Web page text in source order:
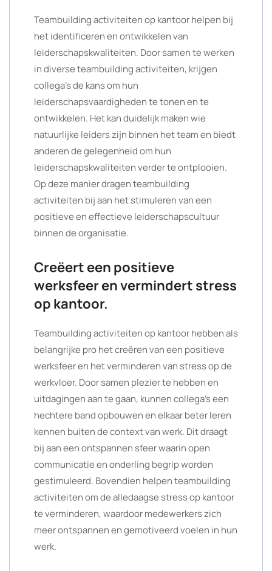
Teambuilding activiteiten op kantoor helpen bij
het identificeren en ontwikkelen van
leiderschapskwaliteiten. Door samen te werken
in diverse teambuilding activiteiten, krijgen
collega’s de kans om hun
leiderschapsvaardigheden te tonen en te
ontwikkelen. Het kan duidelijk maken wie
natuurlijke leiders zijn binnen het team en biedt
anderen de gelegenheid om hun
leiderschapskwaliteiten verder te ontplooien.
Op deze manier dragen teambuilding
activiteiten bij aan het stimuleren van een
positieve en effectieve leiderschapscultuur
binnen de organisatie.
Creëert een positieve
werksfeer en vermindert stress
op kantoor.
Teambuilding activiteiten op kantoor hebben als
belangrijke pro het creëren van een positieve
werksfeer en het verminderen van stress op de
werkvloer. Door samen plezier te hebben en
uitdagingen aan te gaan, kunnen collega’s een
hechtere band opbouwen en elkaar beter leren
kennen buiten de context van werk. Dit draagt
bij aan een ontspannen sfeer waarin open
communicatie en onderling begrip worden
gestimuleerd. Bovendien helpen teambuilding
activiteiten om de alledaagse stress op kantoor
te verminderen, waardoor medewerkers zich
meer ontspannen en gemotiveerd voelen in hun
werk.